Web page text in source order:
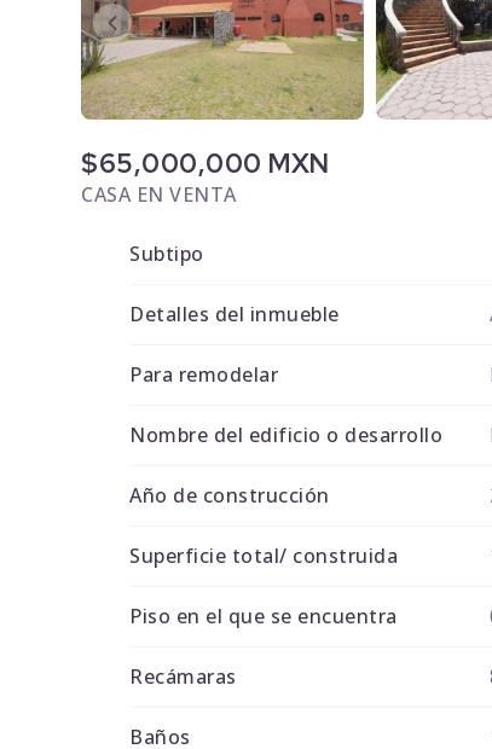
$65,000,000 MXN
CASA EN VENTA
Subtipo
Detalles del inmueble
Para remodelar
Nombre del edificio o desarrollo
Año de construcción
Superficie total/ construida
Piso en el que se encuentra
Recámaras
Baños